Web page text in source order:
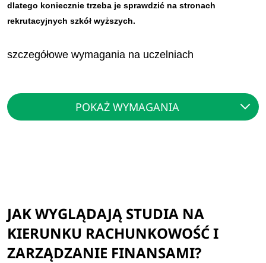
dlatego koniecznie trzeba je sprawdzić na stronach
rekrutacyjnych szkół wyższych.
szczegółowe wymagania na uczelniach
POKAŻ WYMAGANIA
JAK WYGLĄDAJĄ STUDIA NA
KIERUNKU RACHUNKOWOŚĆ I
ZARZĄDZANIE FINANSAMI?